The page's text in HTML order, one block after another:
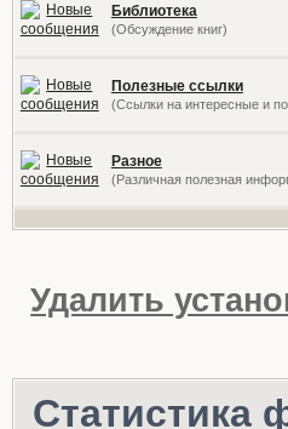
Библиотека
(Обсуждение книг)
Полезные ссылки
(Ссылки на интересные и
Разное
(Различная полезная
Удалить
Статистика